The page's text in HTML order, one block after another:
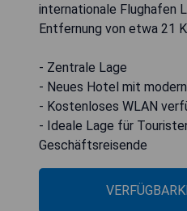
internationale Flughafen
Entfernung von etwa 21
- Zentrale Lage
- Neues Hotel mit
- Kostenloses WLAN
- Ideale Lage für
Geschäftsreisende